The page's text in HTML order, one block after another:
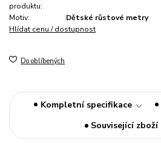
produktu:
Motiv:
Dětské růstové metry
Hlídat cenu / dostupnost
Do oblíbených
Kompletní specifikace
Související zboží